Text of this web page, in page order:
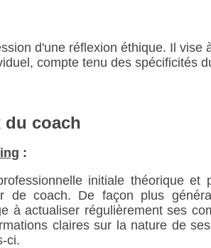
d'une réflexion éthique. Il vise
compte tenu des spécificités
du coach
:
initiale théorique
de coach. De façon plus
à actualiser régulièrement ses
claires sur la nature de
ci.